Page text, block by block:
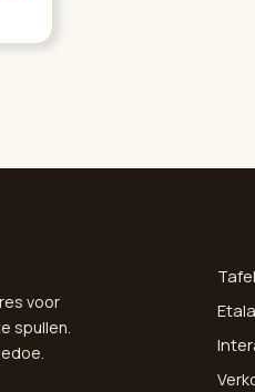
voor
spullen.